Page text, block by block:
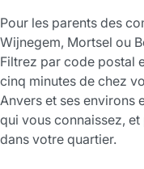
Pour les parents des
Wijnegem, Mortsel ou
Filtrez par code postal
cinq minutes de chez
Anvers et ses environs
qui vous connaissez,
dans votre quartier.